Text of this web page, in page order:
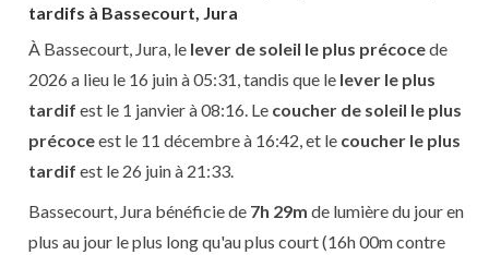
tardifs à Bassecourt, Jura
À Bassecourt, Jura, le lever de soleil le plus précocede
2026 a lieu le 16 juin à 05:31, tandis que le lever le plus
tardif est le 1 janvier à 08:16. Le coucher de soleil le plus
précoceest le 11 décembre à 16:42, et le coucher le plus
tardif est le 26 juin à 21:33.
Bassecourt, Jura bénéficie de 7h 29m de lumière du jour en
plus au jour le plus long qu'au plus court (16h 00m contre